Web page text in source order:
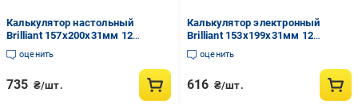
Калькулятор настольный
Brilliant 157x200x31мм 12
разрядный пластик Красный
(BS 777RD)
оценить
735 ₴/шт.
Калькулятор электронный
Brilliant 153x199x31мм 12
разрядный пластик Черный (BS
0444)
оценить
616 ₴/шт.